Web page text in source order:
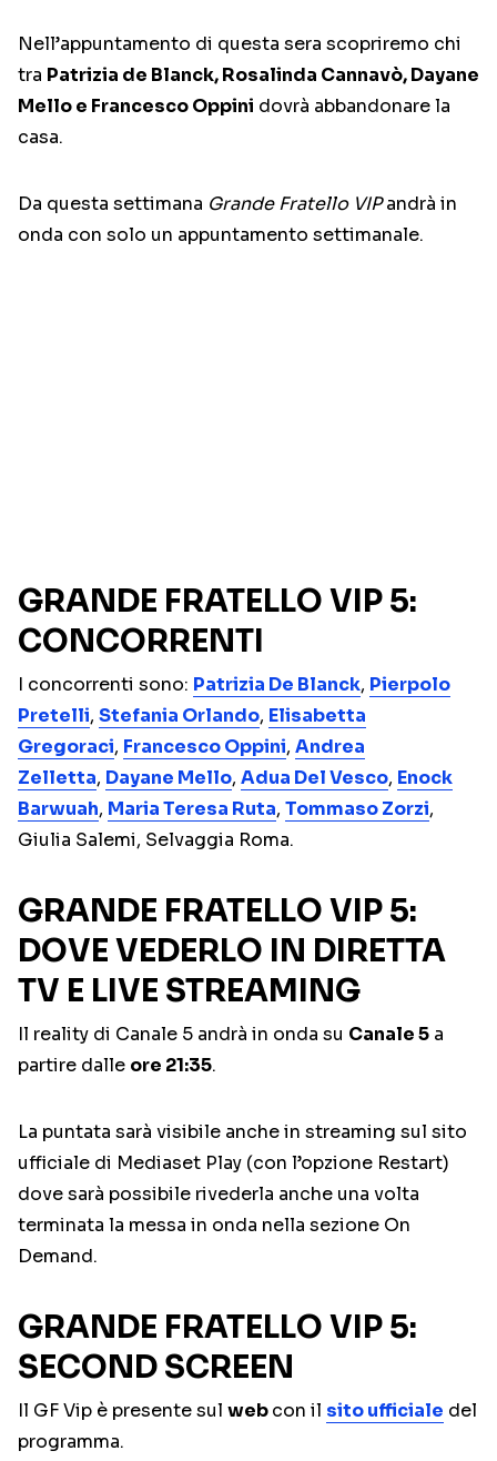
Nell’appuntamento di questa sera scopriremo chi
tra Patrizia de Blanck, Rosalinda Cannavò, Dayane
Mello e Francesco Oppini dovrà abbandonare la
casa.
Da questa settimana Grande Fratello VIPandrà in
onda con solo un appuntamento settimanale.
GRANDE FRATELLO VIP 5:
CONCORRENTI
I concorrenti sono: Patrizia De Blanck, Pierpolo
Pretelli, Stefania Orlando, Elisabetta
Gregoraci, Francesco Oppini, Andrea
Zelletta, Dayane Mello, Adua Del Vesco, Enock
Barwuah, Maria Teresa Ruta, Tommaso Zorzi,
Giulia Salemi, Selvaggia Roma.
GRANDE FRATELLO VIP 5:
DOVE VEDERLO IN DIRETTA
TV E LIVE STREAMING
Il reality di Canale 5 andrà in onda su Canale 5 a
partire dalle ore 21:35.
La puntata sarà visibile anche in streaming sul sito
ufficiale di Mediaset Play (con l’opzione Restart)
dove sarà possibile rivederla anche una volta
terminata la messa in onda nella sezione On
Demand.
GRANDE FRATELLO VIP 5:
SECOND SCREEN
Il GF Vip è presente sul webcon il sito ufficiale del
programma.